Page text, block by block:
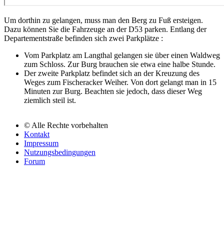
Um dorthin zu gelangen, muss man den Berg zu Fuß ersteigen.
Dazu können Sie die Fahrzeuge an der D53 parken. Entlang der
Departementstraße befinden sich zwei Parkplätze :
Vom Parkplatz am Langthal gelangen sie über einen Waldweg
zum Schloss. Zur Burg brauchen sie etwa eine halbe Stunde.
Der zweite Parkplatz befindet sich an der Kreuzung des
Weges zum Fischeracker Weiher. Von dort gelangt man in 15
Minuten zur Burg. Beachten sie jedoch, dass dieser Weg
ziemlich steil ist.
Pied
page
© Alle Rechte vorbehalten
Kontakt
Impressum
Nutzungsbedingungen
Forum